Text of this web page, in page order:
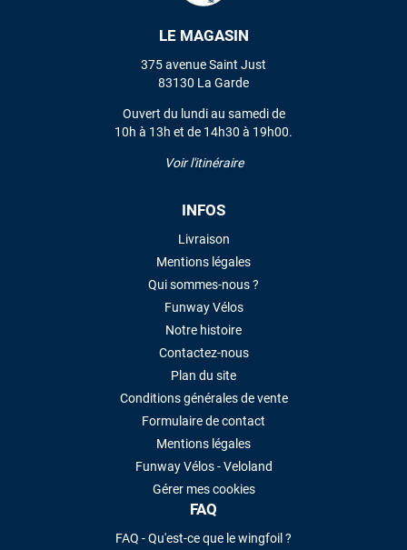
LE MAGASIN
375 avenue Saint Just
83130 La Garde
Ouvert du lundi au samedi de
10h à 13h et de 14h30 à 19h00.
Voir l'itinéraire
INFOS
Livraison
Mentions légales
Qui sommes-nous ?
Funway Vélos
Notre histoire
Contactez-nous
Plan du site
Conditions générales de vente
Formulaire de contact
Mentions légales
Funway Vélos - Veloland
Gérer mes cookies
FAQ
FAQ - Qu'est-ce que le wingfoil ?
VOIR TOUS LES AVIS
LAISSER UN AVIS